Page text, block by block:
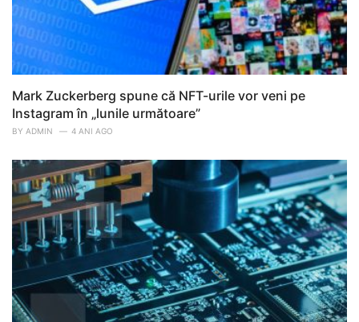
Mark Zuckerberg spune că NFT-urile vor veni pe
Instagram în „lunile următoare”
BY ADMIN 4 ANI AGO